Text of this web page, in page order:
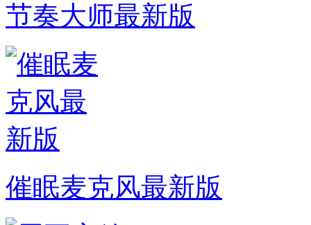
节奏大师最新版
催眠麦克风最新版